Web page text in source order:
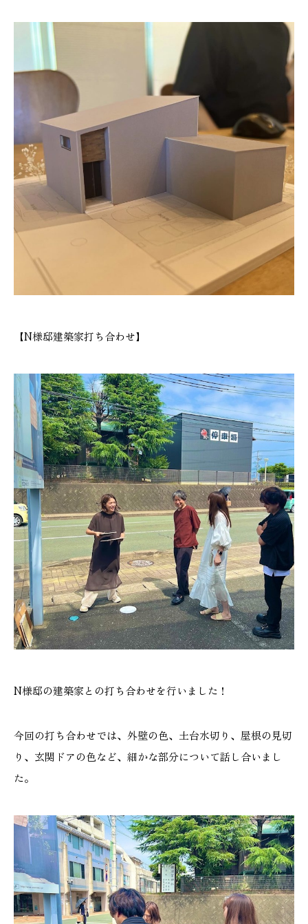
【N様邸建築家打ち合わせ】
N様邸の建築家との打ち合わせを行いました！
今回の打ち合わせでは、外壁の色、土台水切り、屋根の見切
り、玄関ドアの色など、細かな部分について話し合いまし
た。